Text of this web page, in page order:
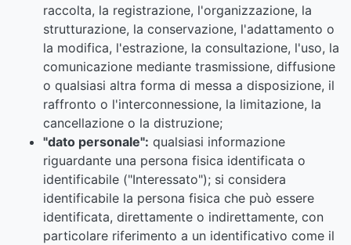
raccolta, la registrazione, l'organizzazione, la
strutturazione, la conservazione, l'adattamento o
la modifica, l'estrazione, la consultazione, l'uso, la
comunicazione mediante trasmissione, diffusione
o qualsiasi altra forma di messa a disposizione, il
raffronto o l'interconnessione, la limitazione, la
cancellazione o la distruzione;
"dato personale": qualsiasi informazione
riguardante una persona fisica identificata o
identificabile ("Interessato"); si considera
identificabile la persona fisica che può essere
identificata, direttamente o indirettamente, con
particolare riferimento a un identificativo come il